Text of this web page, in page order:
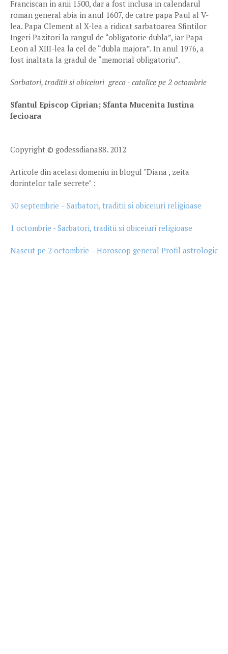
Franciscan in anii 1500, dar a fost inclusa in calendarul
roman general abia in anul 1607, de catre papa Paul al V-
lea. Papa Clement al X-lea a ridicat sarbatoarea Sfintilor
Ingeri Pazitori la rangul de “obligatorie dubla”, iar Papa
Leon al XIII-lea la cel de “dubla majora”. In anul 1976, a
fost inaltata la gradul de “memorial obligatoriu”.
Sarbatori, traditii si obiceiuri greco - catolice pe 2 octombrie
Sfantul Episcop Ciprian; Sfanta Mucenita Iustina
fecioara
Copyright © godessdiana88. 2012
Articole din acelasi domeniu in blogul "Diana , zeita
dorintelor tale secrete" :
30 septembrie – Sarbatori, traditii si obiceiuri religioase
1 octombrie - Sarbatori, traditii si obiceiuri religioase
Nascut pe 2 octombrie – Horoscop general Profil astrologic